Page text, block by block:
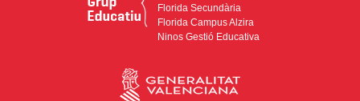
Florida Secundària
Florida Campus Alzira
Ninos Gestió Educativa